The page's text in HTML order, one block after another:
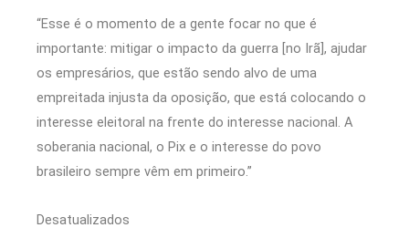
“Esse é o momento de a gente focar no que é
importante: mitigar o impacto da guerra [no Irã], ajudar
os empresários, que estão sendo alvo de uma
empreitada injusta da oposição, que está colocando o
interesse eleitoral na frente do interesse nacional. A
soberania nacional, o Pix e o interesse do povo
brasileiro sempre vêm em primeiro.”
Desatualizados